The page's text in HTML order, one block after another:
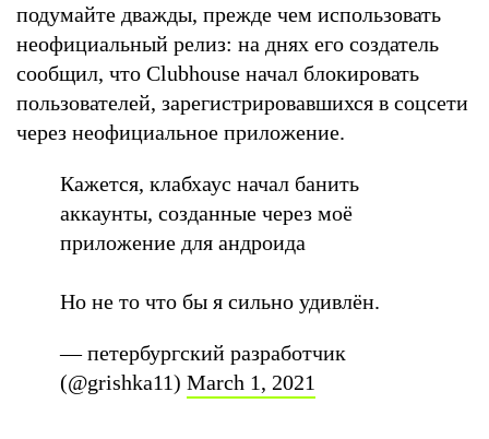
подумайте дважды, прежде чем использовать
неофициальный релиз: на днях его создатель
сообщил, что Clubhouse начал блокировать
пользователей, зарегистрировавшихся в соцсети
через неофициальное приложение.
Кажется, клабхаус начал банить
аккаунты, созданные через моё
приложение для андроида
Но не то что бы я сильно удивлён.
— петербургский разработчик
(@grishka11) March 1, 2021